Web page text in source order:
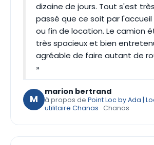
dizaine de jours. Tout s'est
passé que ce soit par
ou fin de location. Le camion
très spacieux et bien
agréable de faire autant de
»
M
marion bertrand
à propos de Point Loc by Ada |
utilitaire Chanas · Chanas